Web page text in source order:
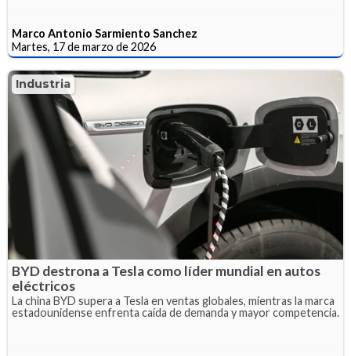
Marco Antonio Sarmiento Sanchez
Martes, 17 de marzo de 2026
Industria
BYD destrona a Tesla como líder mundial en autos
eléctricos
La china BYD supera a Tesla en ventas globales, mientras la marca
estadounidense enfrenta caída de demanda y mayor competencia.